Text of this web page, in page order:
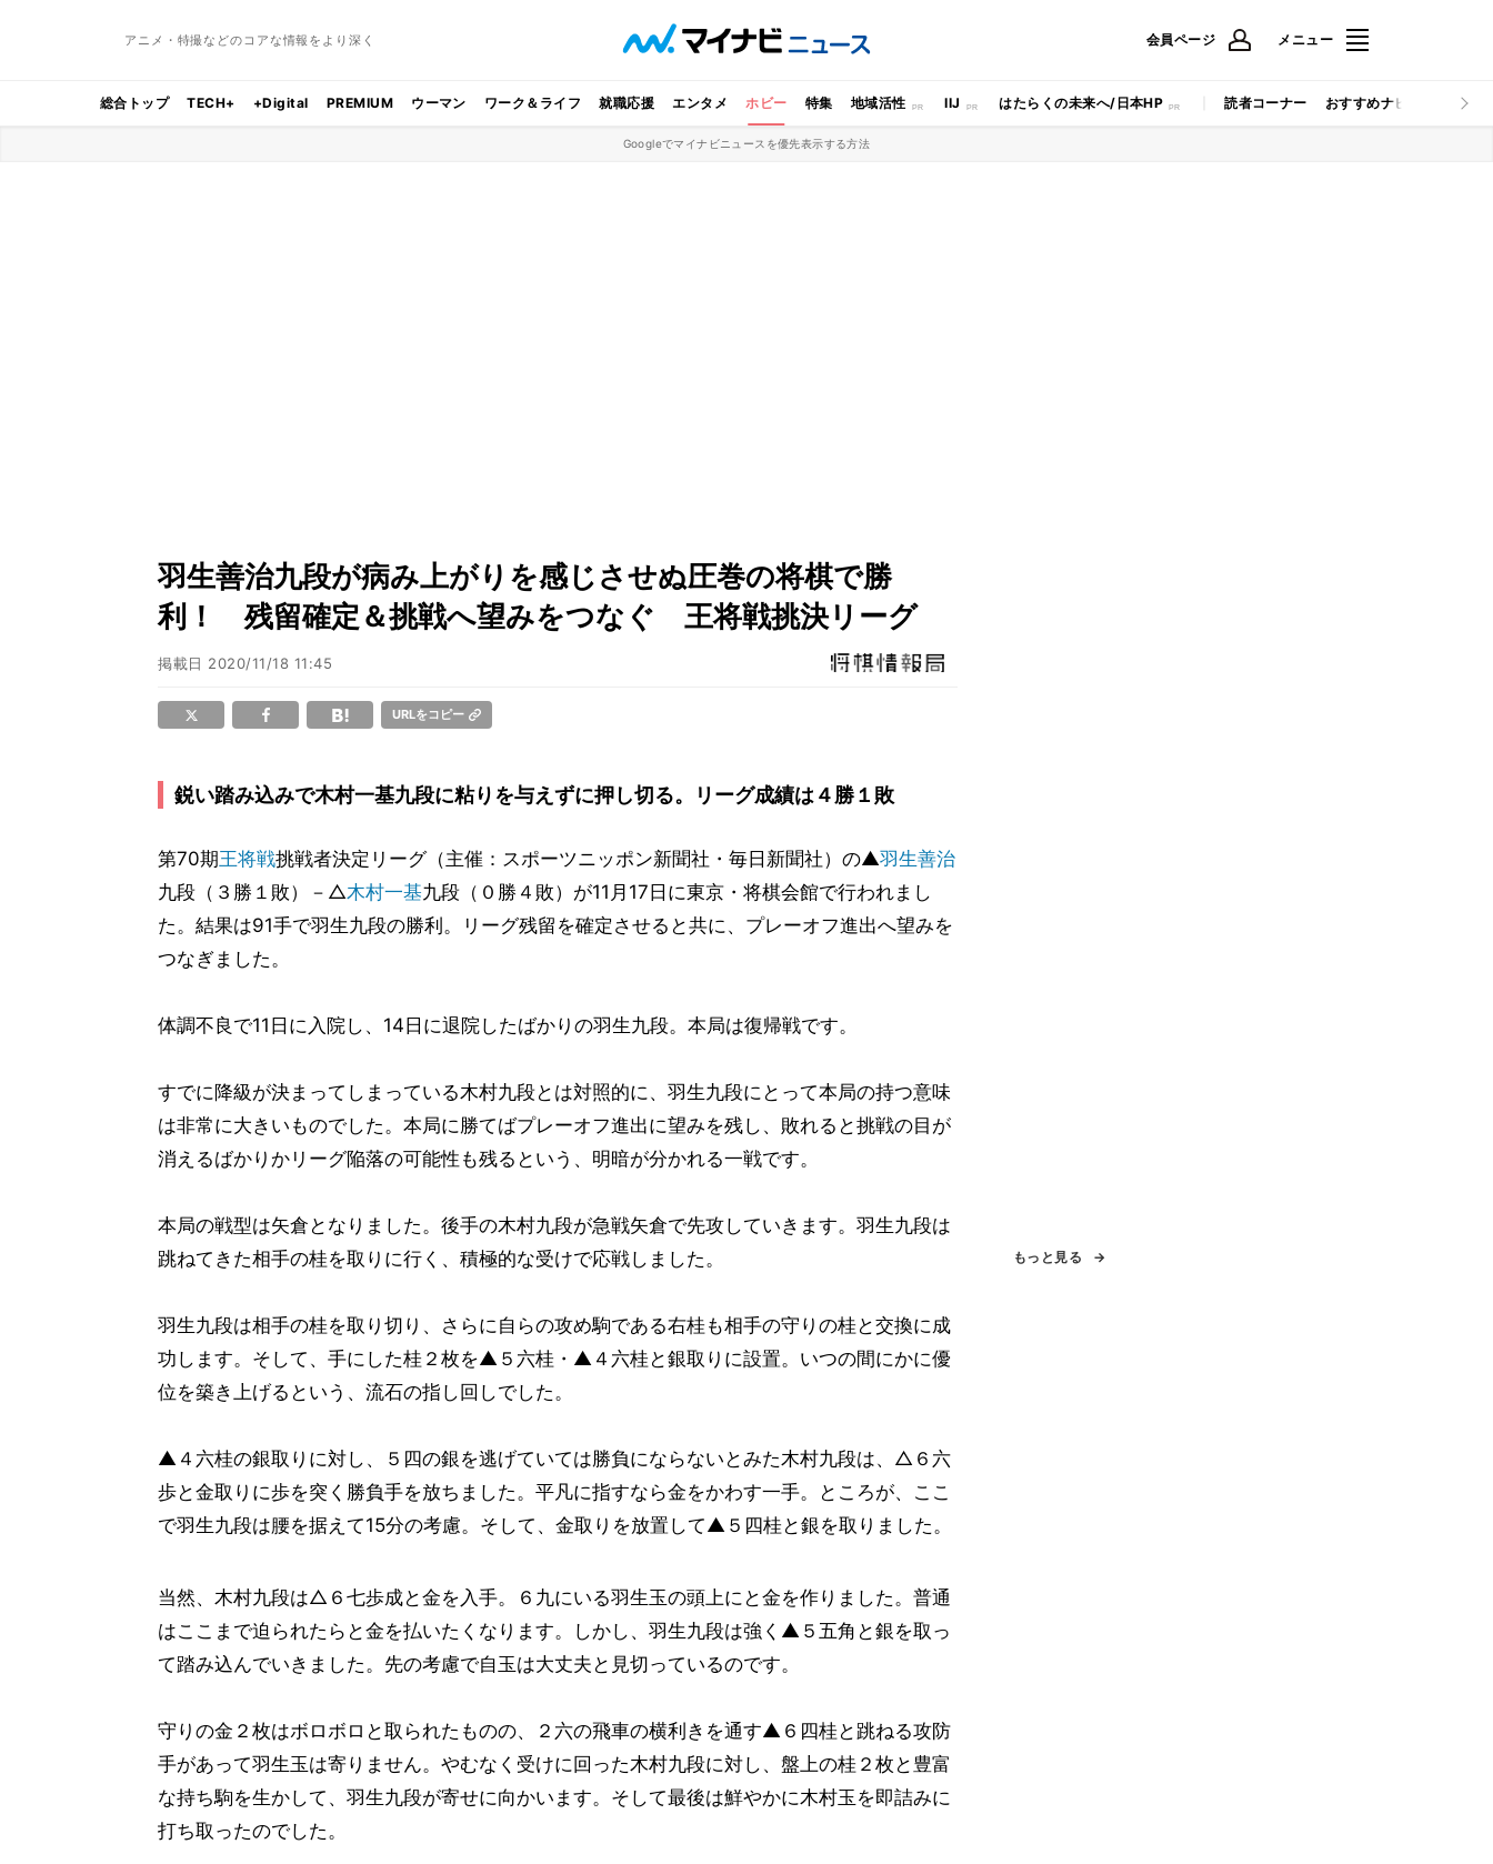
アニメ・特撮などのコアな情報をより深く 会員ページ メニュー
総合トップ TECH+ +Digital PREMIUM ウーマン ワーク＆ライフ 就職応援 エンタメ ホビー 特集 地域活性 IIJ はたらくの未来へ/日本HP 読者コーナー おすすめナビ マイナビ
Googleでマイナビニュースを優先表示する方法
羽生善治九段が病み上がりを感じさせぬ圧巻の将棋で勝
利！ 残留確定＆挑戦へ望みをつなぐ 王将戦挑決リーグ
掲載日 2020/11/18 11:45
URLをコピー
鋭い踏み込みで木村一基九段に粘りを与えずに押し切る。リーグ成績は４勝１敗
第70期王将戦挑戦者決定リーグ（主催：スポーツニッポン新聞社・毎日新聞社）の▲羽生善治
九段（３勝１敗）－△木村一基九段（０勝４敗）が11月17日に東京・将棋会館で行われまし
た。結果は91手で羽生九段の勝利。リーグ残留を確定させると共に、プレーオフ進出へ望みを
つなぎました。
体調不良で11日に入院し、14日に退院したばかりの羽生九段。本局は復帰戦です。
すでに降級が決まってしまっている木村九段とは対照的に、羽生九段にとって本局の持つ意味
は非常に大きいものでした。本局に勝てばプレーオフ進出に望みを残し、敗れると挑戦の目が
消えるばかりかリーグ陥落の可能性も残るという、明暗が分かれる一戦です。
本局の戦型は矢倉となりました。後手の木村九段が急戦矢倉で先攻していきます。羽生九段は
跳ねてきた相手の桂を取りに行く、積極的な受けで応戦しました。
羽生九段は相手の桂を取り切り、さらに自らの攻め駒である右桂も相手の守りの桂と交換に成
功します。そして、手にした桂２枚を▲５六桂・▲４六桂と銀取りに設置。いつの間にかに優
位を築き上げるという、流石の指し回しでした。
▲４六桂の銀取りに対し、５四の銀を逃げていては勝負にならないとみた木村九段は、△６六
歩と金取りに歩を突く勝負手を放ちました。平凡に指すなら金をかわす一手。ところが、ここ
で羽生九段は腰を据えて15分の考慮。そして、金取りを放置して▲５四桂と銀を取りました。
当然、木村九段は△６七歩成と金を入手。６九にいる羽生玉の頭上にと金を作りました。普通
はここまで迫られたらと金を払いたくなります。しかし、羽生九段は強く▲５五角と銀を取っ
て踏み込んでいきました。先の考慮で自玉は大丈夫と見切っているのです。
守りの金２枚はボロボロと取られたものの、２六の飛車の横利きを通す▲６四桂と跳ねる攻防
手があって羽生玉は寄りません。やむなく受けに回った木村九段に対し、盤上の桂２枚と豊富
な持ち駒を生かして、羽生九段が寄せに向かいます。そして最後は鮮やかに木村玉を即詰みに
打ち取ったのでした。
もっと見る